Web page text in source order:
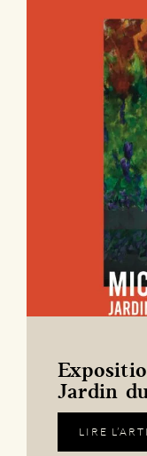
Jardin
LIRE